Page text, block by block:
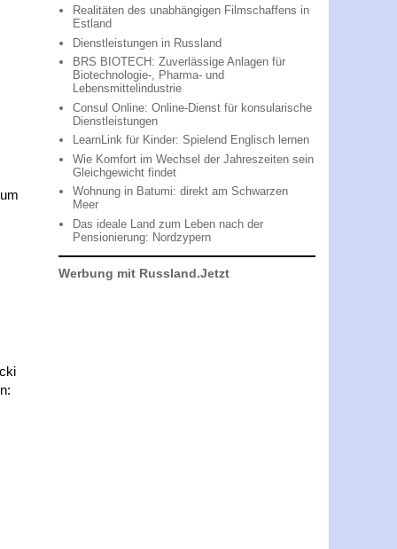
Realitäten des unabhängigen Filmschaffens in
Estland
Dienstleistungen in Russland
BRS BIOTECH: Zuverlässige Anlagen für
Biotechnologie-, Pharma- und
Lebensmittelindustrie
Consul Online: Online-Dienst für konsularische
Dienstleistungen
LearnLink für Kinder: Spielend Englisch lernen
Wie Komfort im Wechsel der Jahreszeiten sein
Gleichgewicht findet
Wohnung in Batumi: direkt am Schwarzen
Meer
Das ideale Land zum Leben nach der
Pensionierung: Nordzypern
Werbung mit Russland.Jetzt